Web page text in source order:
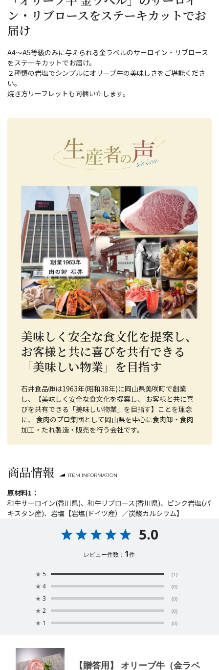
ン・リブロースをステーキカットでお
届け
A4～A5等級のみに与えられる金ラベルのサーロイン・リブロース
をステーキカットでお届け。
２種類の岩塩でシンプルにオリーブ牛の美味しさをご堪能くださ
い。
焼き方リーフレットも同梱いたします。
美味しく安全な食文化を提案し、
お客様と共に喜びを共有できる
「美味しい物業」を目指す
石井食品㈱は1963年(昭和38年)に岡山県美咲町で創業
し、【美味しく安全な食文化を提案し、 お客様と共に喜
びを共有できる「美味しい物業」を目指す】ことを理念
に、 食肉のプロ集団として岡山県を中心に食肉卸・食肉
加工・たれ製造・販売を行う会社です。
商品情報 ITEM INFORMATION
原材料1：
和牛サーロイン(香川県)、和牛リブロース(香川県)、ピンク岩塩(パ
キスタン産)、岩塩【岩塩(ドイツ産）／炭酸カルシウム】
5.0
レビュー件数： 1件
★ 5 (1)
★ 4 (0)
★ 3 (0)
★ 2 (0)
★ 1 (0)
【贈答用】 オリーブ牛（金ラベ